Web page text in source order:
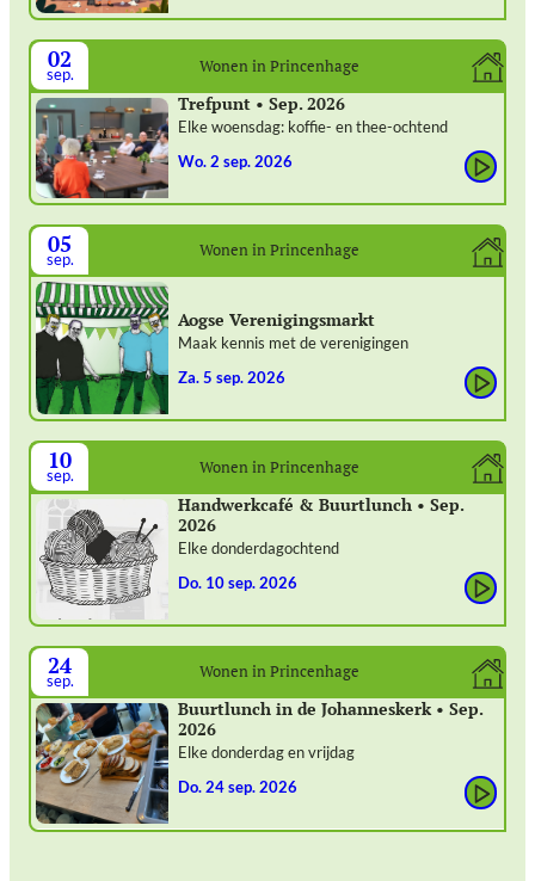
02
sep. Wonen in Princenhage
Trefpunt • Sep. 2026
Elke woensdag: koffie- en thee-ochtend
wo. 2 sep. 2026
05
sep. Wonen in Princenhage
Aogse Verenigingsmarkt
Maak kennis met de verenigingen
za. 5 sep. 2026
10
sep. Wonen in Princenhage
Handwerkcafé & Buurtlunch • Sep.
2026
Elke donderdagochtend
do. 10 sep. 2026
24
sep. Wonen in Princenhage
Buurtlunch in de Johanneskerk • Sep.
2026
Elke donderdag en vrijdag
do. 24 sep. 2026